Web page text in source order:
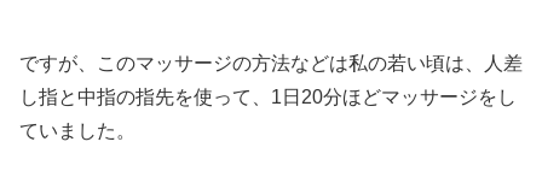
ですが、このマッサージの方法などは私の若い頃は、人差
し指と中指の指先を使って、1日20分ほどマッサージをし
ていました。